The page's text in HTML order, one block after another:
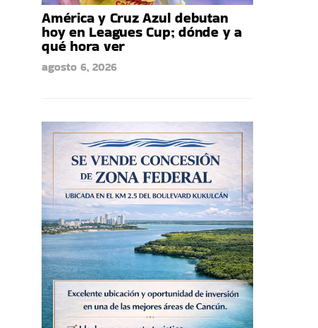
América y Cruz Azul debutan
hoy en Leagues Cup; dónde y a
qué hora ver
agosto 6, 2026